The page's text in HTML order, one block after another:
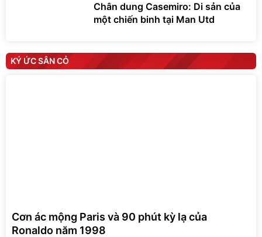
Chân dung Casemiro: Di sản của
một chiến binh tại Man Utd
KÝ ỨC SÂN CỎ
Cơn ác mộng Paris và 90 phút kỳ lạ của
Ronaldo năm 1998